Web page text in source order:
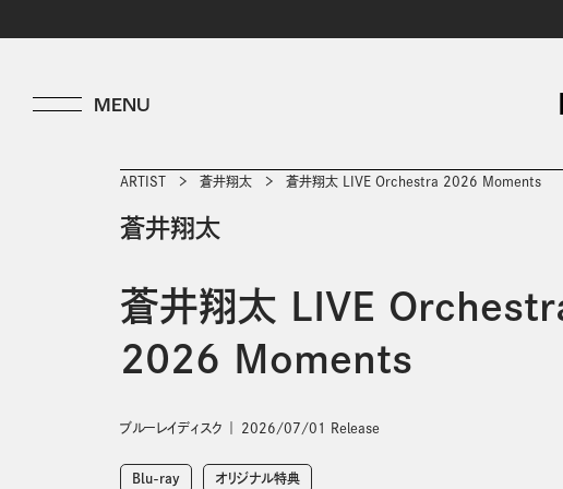
ARTIST 蒼井翔太 蒼井翔太 LIVE Orchestra 2026 Moments
蒼井翔太
蒼井翔太 LIVE
2026 Moments
ブルーレイディスク 2026/07/01 Release
Blu-ray オリジナル特典